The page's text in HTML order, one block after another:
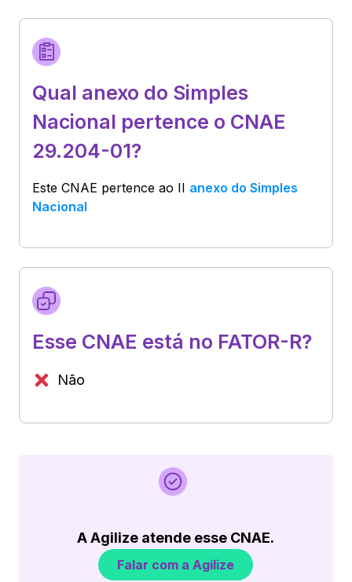
Qual anexo do Simples
Nacional pertence o CNAE
29.204-01?
Este CNAE pertence ao II anexo do Simples
Nacional
Esse CNAE está no FATOR-R?
Não
A Agilize atende esse CNAE.
Falar com a Agilize